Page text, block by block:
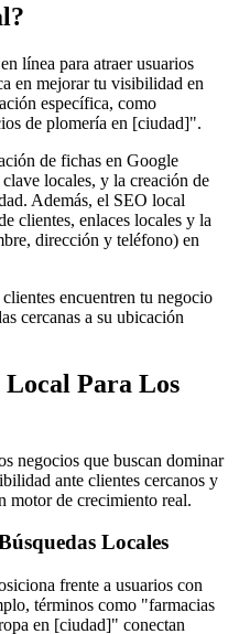
línea para atraer usuarios
en mejorar tu visibilidad en
específica, como
de plomería en [ciudad]".
de fichas en Google
locales, y la creación de
Además, el SEO local
clientes, enlaces locales y la
dirección y teléfono) en
encuentren tu negocio
cercanas a su ubicación
Para Los
negocios que buscan dominar
ante clientes cercanos y
motor de crecimiento real.
Locales
frente a usuarios con
términos como "farmacias
en [ciudad]" conectan